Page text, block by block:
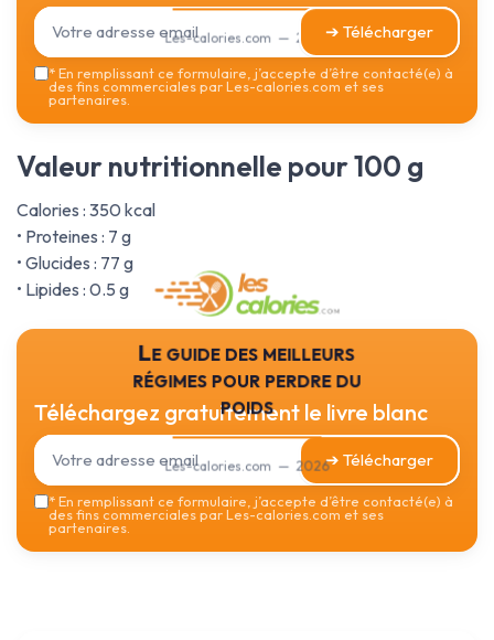
Les-calories.com — 2026➔ Télécharger
*En remplissant ce formulaire, j’accepte d’être contacté(e) à
des fins commerciales par Les-calories.com et ses
partenaires.
Valeur nutritionnelle pour 100 g
Calories : 350 kcal
• Proteines : 7 g
• Glucides : 77 g
• Lipides : 0.5 g
Le guide des meilleurs
régimes pour perdre du
poids
Les-calories.com — 2026
Téléchargez gratuitement le livre blanc
➔ Télécharger
*En remplissant ce formulaire, j’accepte d’être contacté(e) à
des fins commerciales par Les-calories.com et ses
partenaires.